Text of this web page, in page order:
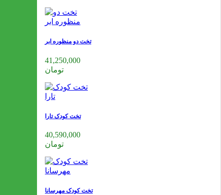
تخت دو منظوره ابر
41,250,000
تومان
تخت کودک تارا
40,590,000
تومان
تخت کودک مهرسانا